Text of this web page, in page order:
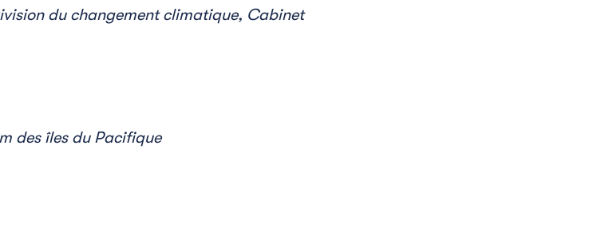
du changement climatique, Cabinet
des îles du Pacifique